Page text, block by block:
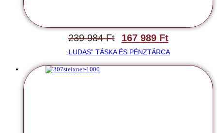
239 984Ft 167 989 Ft
„LUDAS” TÁSKA ÉS PÉNZTÁRCA